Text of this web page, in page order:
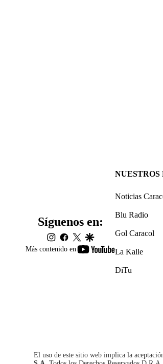
Más contenido en
youtube-
Síguenos en:
instagram
facebook
twittergoogle
NUESTROS
Noticias
Blu Radio
Gol Caracol
La Kalle
DiTu
El uso de este sitio web implica la